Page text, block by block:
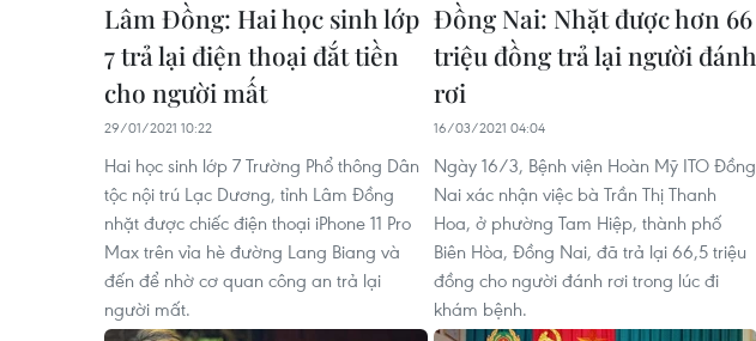
Lâm Đồng: Hai học sinh lớp
7 trả lại điện thoại đắt tiền
cho người mất
29/01/2021 10:22
Hai học sinh lớp 7 Trường Phổ thông Dân
tộc nội trú Lạc Dương, tỉnh Lâm Đồng
nhặt được chiếc điện thoại iPhone 11 Pro
Max trên vỉa hè đường Lang Biang và
đến để nhờ cơ quan công an trả lại
người mất.
Đồng Nai: Nhặt được hơn 66
triệu đồng trả lại người đánh
rơi
16/03/2021 04:04
Ngày 16/3, Bệnh viện Hoàn Mỹ ITO Đồng
Nai xác nhận việc bà Trần Thị Thanh
Hoa, ở phường Tam Hiệp, thành phố
Biên Hòa, Đồng Nai, đã trả lại 66,5 triệu
đồng cho người đánh rơi trong lúc đi
khám bệnh.